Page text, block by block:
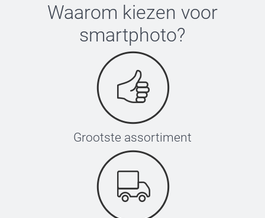
Waarom kiezen voor
smartphoto?
Grootste assortiment